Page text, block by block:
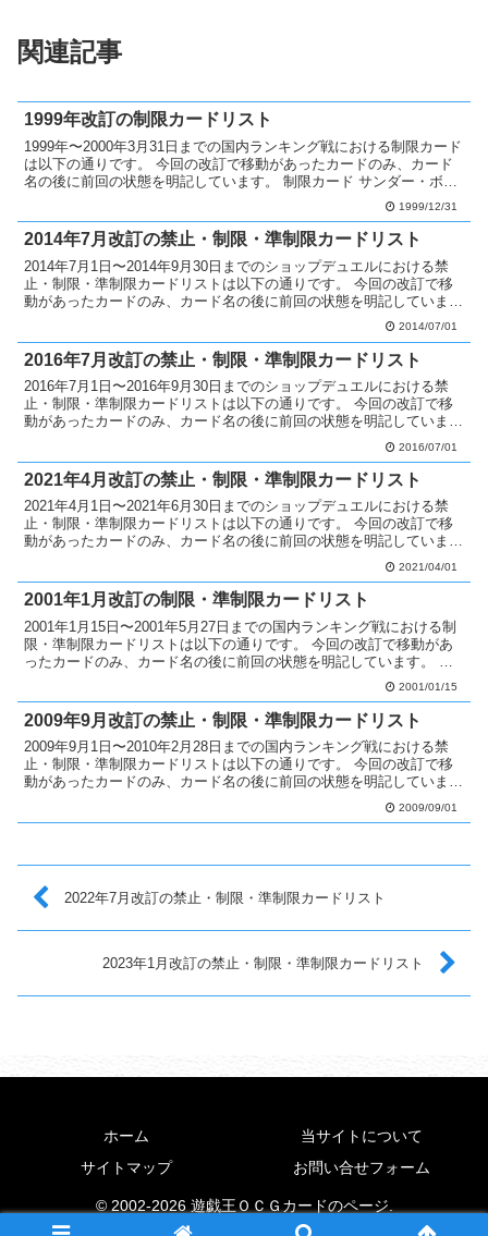
関連記事
1999年改訂の制限カードリスト
1999年〜2000年3月31日までの国内ランキング戦における制限カード
は以下の通りです。 今回の改訂で移動があったカードのみ、カード
名の後に前回の状態を明記しています。 制限カード サンダー・ボル
1999/12/31
2014年7月改訂の禁止・制限・準制限カードリスト
2014年7月1日〜2014年9月30日までのショップデュエルにおける禁
止・制限・準制限カードリストは以下の通りです。 今回の改訂で移
動があったカードのみ、カード名の後に前回の状態を明記していま
2014/07/01
2016年7月改訂の禁止・制限・準制限カードリスト
2016年7月1日〜2016年9月30日までのショップデュエルにおける禁
止・制限・準制限カードリストは以下の通りです。 今回の改訂で移
動があったカードのみ、カード名の後に前回の状態を明記していま
2016/07/01
2021年4月改訂の禁止・制限・準制限カードリスト
2021年4月1日〜2021年6月30日までのショップデュエルにおける禁
止・制限・準制限カードリストは以下の通りです。 今回の改訂で移
動があったカードのみ、カード名の後に前回の状態を明記していま
2021/04/01
2001年1月改訂の制限・準制限カードリスト
2001年1月15日〜2001年5月27日までの国内ランキング戦における制
限・準制限カードリストは以下の通りです。 今回の改訂で移動があ
ったカードのみ、カード名の後に前回の状態を明記しています。 制
2001/01/15
2009年9月改訂の禁止・制限・準制限カードリスト
2009年9月1日〜2010年2月28日までの国内ランキング戦における禁
止・制限・準制限カードリストは以下の通りです。 今回の改訂で移
動があったカードのみ、カード名の後に前回の状態を明記していま
2009/09/01
2022年7月改訂の禁止・制限・準制限カードリスト
2023年1月改訂の禁止・制限・準制限カードリスト
ホーム
当サイトについて
サイトマップ
お問い合せフォーム
© 2002-2026 遊戯王ＯＣＧカードのページ.